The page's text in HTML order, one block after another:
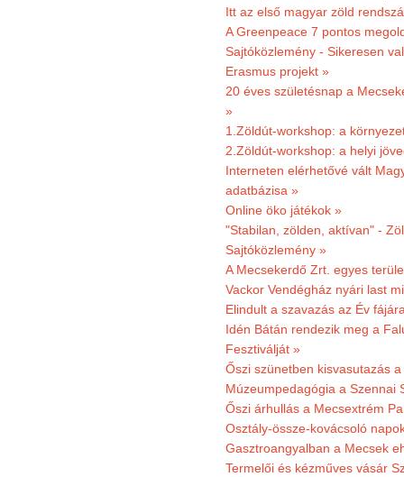
Itt az első magyar zöld
A Greenpeace 7 pontos
Sajtóközlemény - Sikeresen
Erasmus projekt »
20 éves születésnap a
»
1.Zöldút-workshop: a
2.Zöldút-workshop: a helyi
Interneten elérhetővé vált
adatbázisa »
Online öko játékok »
"Stabilan, zölden, aktívan" -
Sajtóközlemény »
A Mecsekerdő Zrt. egyes
Vackor Vendégház nyári last
Elindult a szavazás az Év
Idén Bátán rendezik meg a
Fesztiválját »
Őszi szünetben kisvasutazás
Múzeumpedagógia a Szennai
Őszi árhullás a Mecsextrém
Osztály-össze-kovácsoló
Gasztroangyalban a Mecsek
Termelői és kézműves vásár